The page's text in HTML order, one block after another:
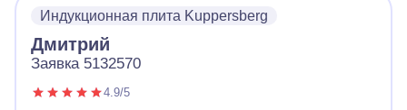
Индукционная плита Kuppersberg
Дмитрий
Заявка 5132570
4.9/5